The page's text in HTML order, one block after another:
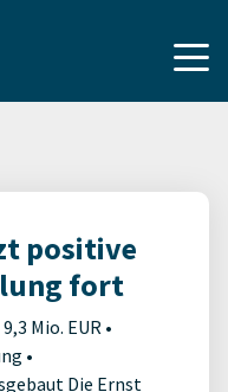
positive
fort
Mio. EUR •
•
Die Ernst